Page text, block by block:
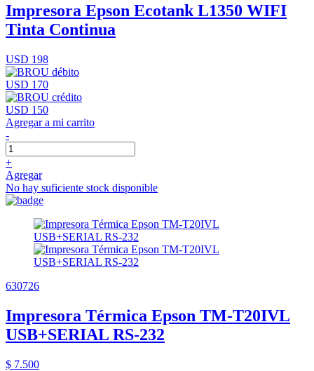
Impresora Epson Ecotank L1350 WIFI
Tinta Continua
USD 198
USD 170
USD 150
Agregar a mi carrito
-
+
Agregar
No hay suficiente stock disponible
630726
Impresora Térmica Epson TM-T20IVL
USB+SERIAL RS-232
$ 7.500